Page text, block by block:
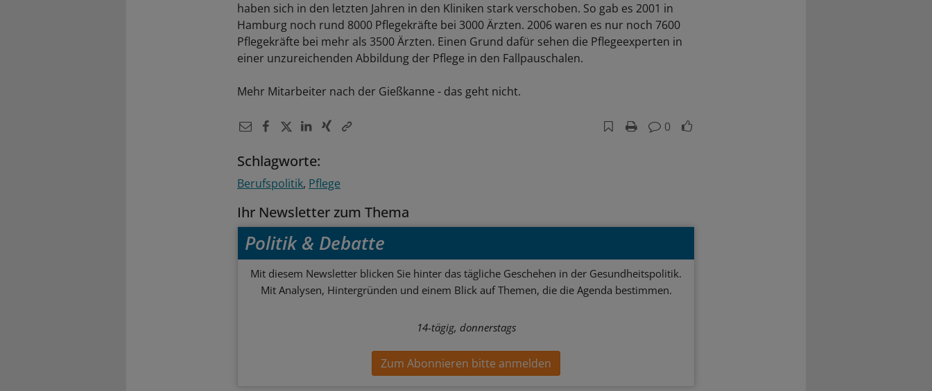
haben sich in den letzten Jahren in den Kliniken stark verschoben. So gab es 2001 in
Hamburg noch rund 8000 Pflegekräfte bei 3000 Ärzten. 2006 waren es nur noch 7600
Pflegekräfte bei mehr als 3500 Ärzten. Einen Grund dafür sehen die Pflegeexperten in
einer unzureichenden Abbildung der Pflege in den Fallpauschalen.
Mehr Mitarbeiter nach der Gießkanne - das geht nicht.
0
Schlagworte:
Berufspolitik Pflege
Ihr Newsletter zum Thema
Politik & Debatte
Mit diesem Newsletter blicken Sie hinter das tägliche Geschehen in der Gesundheitspolitik.
Mit Analysen, Hintergründen und einem Blick auf Themen, die die Agenda bestimmen.
14-tägig, donnerstags
Zum Abonnieren bitte anmelden